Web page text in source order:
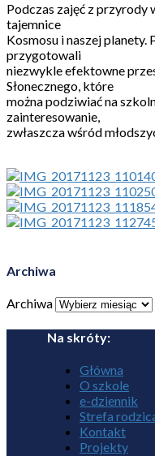
Podczas zajęć z przyrody
tajemnice
Kosmosu i naszej
przygotowali
niezwykle efektowne
Słonecznego, które
można podziwiać na
zainteresowanie,
zwłaszcza wśród
Archiwa
Archiwa
Na skróty:
Główna
O szkole
e-dziennik
Strefa
Kontakt
Projekty